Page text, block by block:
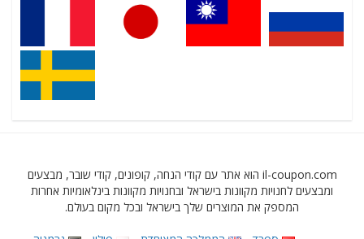
il-coupon.com הוא אתר עם קודי הנחה, קופונים, קודי שובר, מבצעים
ומבצעים לחנויות מקוונות בישראל ובחנויות מקוונות בינלאומיות אחרות
המספק את המוצרים שלך בישראל ובכל מקום בעולם.